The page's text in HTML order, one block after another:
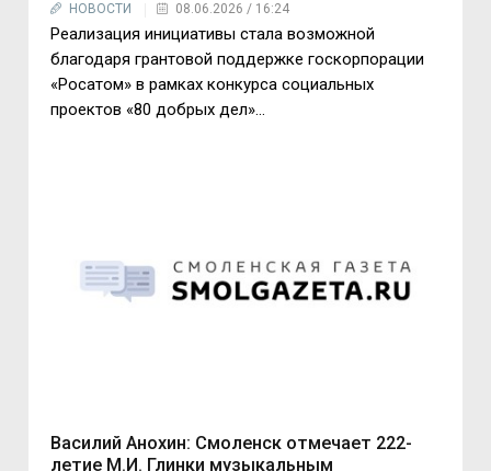
НОВОСТИ 08.06.2026 / 16:24
Реализация инициативы стала возможной
благодаря грантовой поддержке госкорпорации
«Росатом» в рамках конкурса социальных
проектов «80 добрых дел»...
Василий Анохин: Смоленск отмечает 222-
летие М.И. Глинки музыкальным